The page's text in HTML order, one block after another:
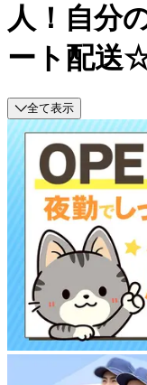
人！自分
ート配送
全て表示